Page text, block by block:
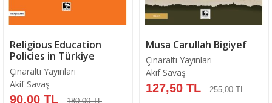
Religious Education
Policies in Türkiye
Çınaraltı Yayınları
Akif Savaş
90,00 TL 180,00 TL
Musa Carullah Bigiyef
Çınaraltı Yayınları
Akif Savaş
127,50 TL 255,00 TL